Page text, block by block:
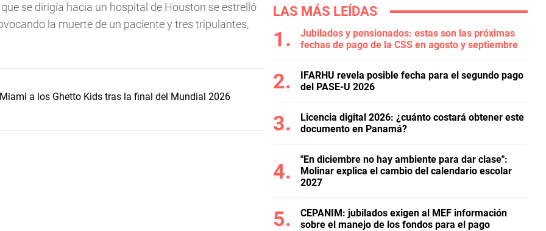
se dirigía hacia un hospital de Houston se estrelló
la muerte de un paciente y tres tripulantes,
a los Ghetto Kids tras la final del Mundial 2026
LAS MÁS LEÍDAS
Jubilados y pensionados: estas son las próximas
fechas de pago de la CSS en agosto y septiembre
IFARHU revela posible fecha para el segundo pago
del PASE-U 2026
Licencia digital 2026: ¿cuánto costará obtener este
documento en Panamá?
"En diciembre no hay ambiente para dar clase":
Molinar explica el cambio del calendario escolar
2027
CEPANIM: jubilados exigen al MEF información
sobre el manejo de los fondos para el pago